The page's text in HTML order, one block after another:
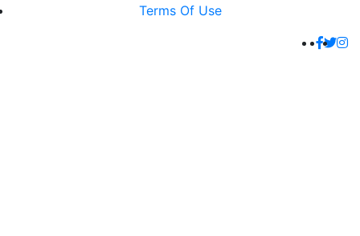
Terms Of Use